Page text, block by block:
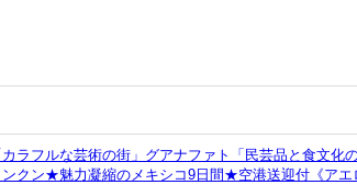
ラフルな芸術の街」グアナファト「民芸品と食文化
クン★魅力凝縮のメキシコ9日間★空港送迎付《アエ